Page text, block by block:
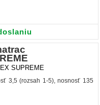
3,5 (rozsah 1-5), nosnosť 135